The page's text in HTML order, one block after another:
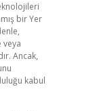
bir Yer
Ancak,
kabul